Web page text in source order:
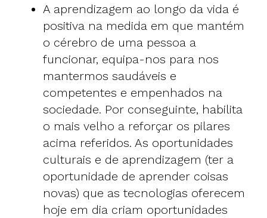
A aprendizagem ao longo da vida é
positiva na medida em que mantém
o cérebro de uma pessoa a
funcionar, equipa-nos para nos
mantermos saudáveis e
competentes e empenhados na
sociedade. Por conseguinte, habilita
o mais velho a reforçar os pilares
acima referidos. As oportunidades
culturais e de aprendizagem (ter a
oportunidade de aprender coisas
novas) que as tecnologias oferecem
hoje em dia criam oportunidades